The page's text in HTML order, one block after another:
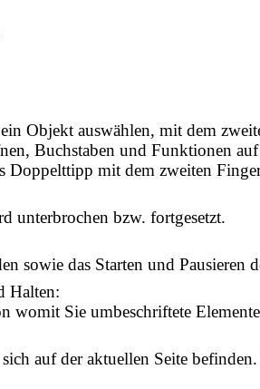
Objekt auswählen, mit dem
Buchstaben und Funktionen
Doppelttipp mit dem zweiten
unterbrochen bzw. fortgesetzt.
sowie das Starten und
Halten:
womit Sie umbeschriftete
auf der aktuellen Seite